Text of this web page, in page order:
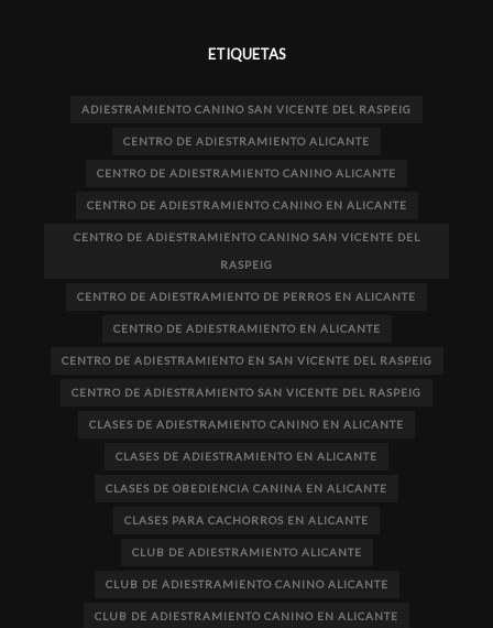
ETIQUETAS
ADIESTRAMIENTO CANINO SAN VICENTE DEL RASPEIG
CENTRO DE ADIESTRAMIENTO ALICANTE
CENTRO DE ADIESTRAMIENTO CANINO ALICANTE
CENTRO DE ADIESTRAMIENTO CANINO EN ALICANTE
CENTRO DE ADIESTRAMIENTO CANINO SAN VICENTE DEL
RASPEIG
CENTRO DE ADIESTRAMIENTO DE PERROS EN ALICANTE
CENTRO DE ADIESTRAMIENTO EN ALICANTE
CENTRO DE ADIESTRAMIENTO EN SAN VICENTE DEL RASPEIG
CENTRO DE ADIESTRAMIENTO SAN VICENTE DEL RASPEIG
CLASES DE ADIESTRAMIENTO CANINO EN ALICANTE
CLASES DE ADIESTRAMIENTO EN ALICANTE
CLASES DE OBEDIENCIA CANINA EN ALICANTE
CLASES PARA CACHORROS EN ALICANTE
CLUB DE ADIESTRAMIENTO ALICANTE
CLUB DE ADIESTRAMIENTO CANINO ALICANTE
CLUB DE ADIESTRAMIENTO CANINO EN ALICANTE